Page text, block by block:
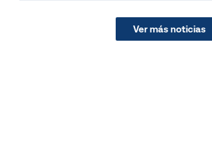
Ver más noticias